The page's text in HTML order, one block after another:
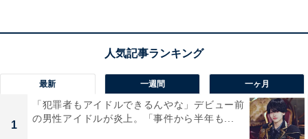
最新 一週間 一ヶ月
1
「犯罪者もアイドルできるんやな」デビュー前
の男性アイドルが炎上。「事件から半年も...